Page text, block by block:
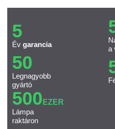
5
Év garancia
a
50
Legnagyobb
gyártó
500 EZER
Lámpa
raktáron